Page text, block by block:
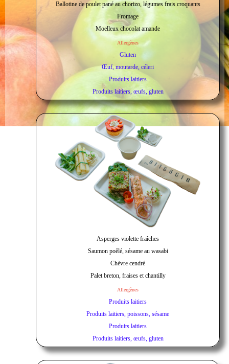
Ballotine de poulet pané au chorizo, légumes frais croquants
Fromage
Moelleux chocolat amande
Allergènes
Gluten
Œuf, moutarde, céleri
Produits laitiers
Produits laitiers, œufs, gluten
Asperges violette fraîches
Saumon poêlé, sésame au wasabi
Chèvre cendré
Palet breton, fraises et chantilly
Allergènes
Produits laitiers
Produits laitiers, poissons, sésame
Produits laitiers
Produits laitiers, œufs, gluten